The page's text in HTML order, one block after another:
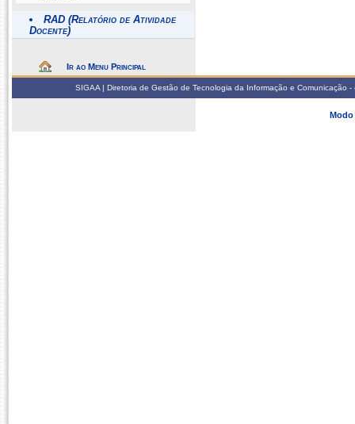
RAD (Relatório de Atividade
Docente)
Ir ao Menu Principal
SIGAA | Diretoria de Gestão de Tecnologia da Informação e
Modo